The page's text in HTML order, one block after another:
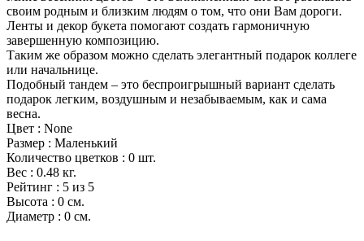
своим родным и близким людям о том, что они Вам дороги.
Ленты и декор букета помогают создать гармоничную
завершенную композицию.
Таким же образом можно сделать элегантный подарок коллеге
или начальнице.
Подобный тандем – это беспроигрышный вариант сделать
подарок легким, воздушным и незабываемым, как и сама
весна.
Цвет : None
Размер : Маленький
Количество цветков : 0 шт.
Вес : 0.48 кг.
Рейтинг : 5 из 5
Высота : 0 см.
Диаметр : 0 см.